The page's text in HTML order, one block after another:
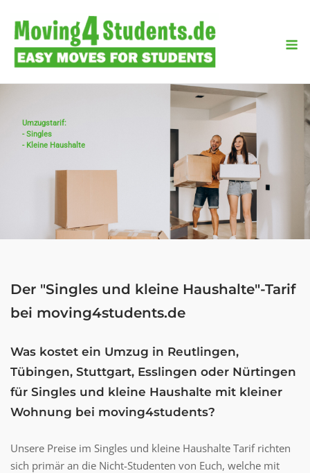
content
Umzugstarif:
- Singles
- Kleine Haushalte
Der "Singles und kleine Haushalte"-Tarif
bei moving4students.de
Was kostet ein Umzug in Reutlingen,
Tübingen, Stuttgart, Esslingen oder Nürtingen
für Singles und kleine Haushalte mit kleiner
Wohnung bei moving4students?
Unsere Preise im Singles und kleine Haushalte Tarif richten
sich primär an die Nicht-Studenten von Euch, welche mit